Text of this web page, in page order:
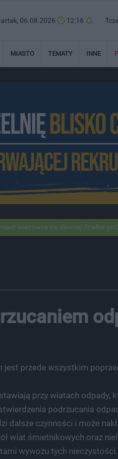
06.08.2026 12:16
MIASTO TEMATY INNE
na dawnej działce po USC Pod
przede wszystkim
przy wiatach
podrzucania
czynności i może
wiat śmietnikowych oraz
wywozu tych